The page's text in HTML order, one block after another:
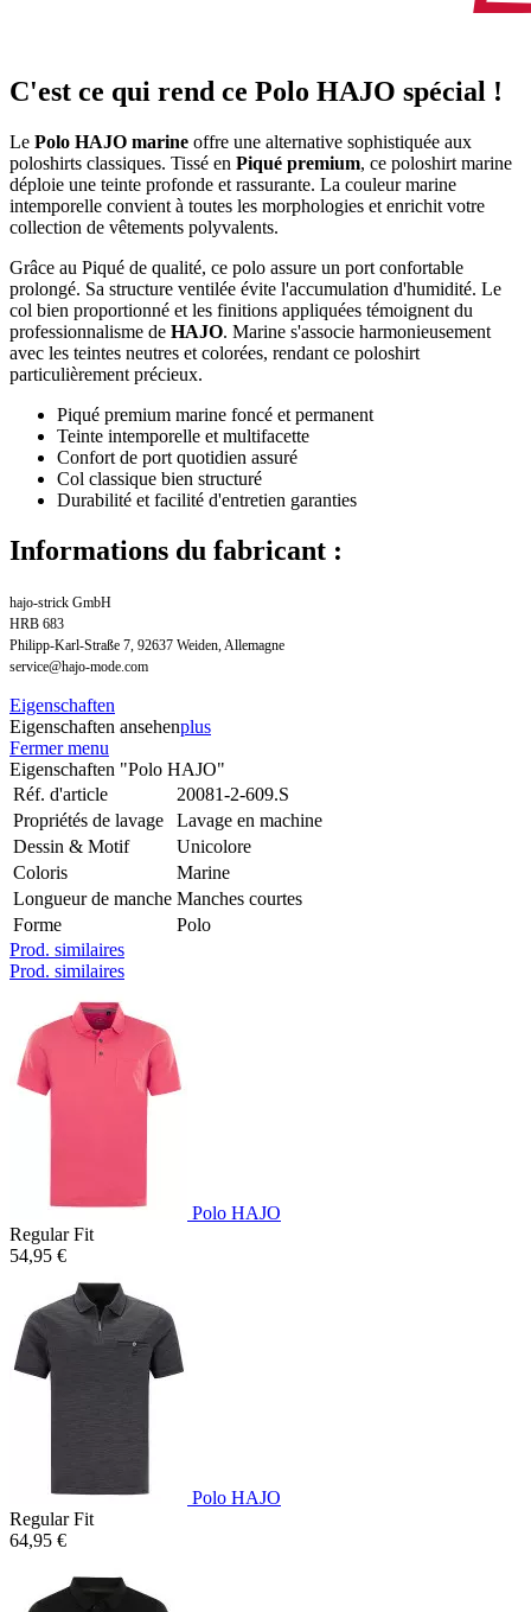
C'est ce qui rend ce Polo HAJO spécial !
Le Polo HAJO marine offre une alternative sophistiquée aux
poloshirts classiques. Tissé en Piqué premium, ce poloshirt marine
déploie une teinte profonde et rassurante. La couleur marine
intemporelle convient à toutes les morphologies et enrichit votre
collection de vêtements polyvalents.
Grâce au Piqué de qualité, ce polo assure un port confortable
prolongé. Sa structure ventilée évite l'accumulation d'humidité. Le
col bien proportionné et les finitions appliquées témoignent du
professionnalisme de HAJO. Marine s'associe harmonieusement
avec les teintes neutres et colorées, rendant ce poloshirt
particulièrement précieux.
Piqué premium marine foncé et permanent
Teinte intemporelle et multifacette
Confort de port quotidien assuré
Col classique bien structuré
Durabilité et facilité d'entretien garanties
Informations du fabricant :
hajo-strick GmbH
HRB 683
Philipp-Karl-Straße 7, 92637 Weiden, Allemagne
service@hajo-mode.com
Eigenschaften
Eigenschaften ansehenplus
Fermer menu
Eigenschaften "Polo HAJO"
Réf. d'article
20081-2-609.S
Propriétés de lavage
Lavage en machine
Dessin & Motif
Unicolore
Coloris
Marine
Longueur de manche Manches courtes
Forme
Polo
Prod. similaires
Prod. similaires
Polo HAJO
Regular Fit
54,95 €
Polo HAJO
Regular Fit
64,95 €